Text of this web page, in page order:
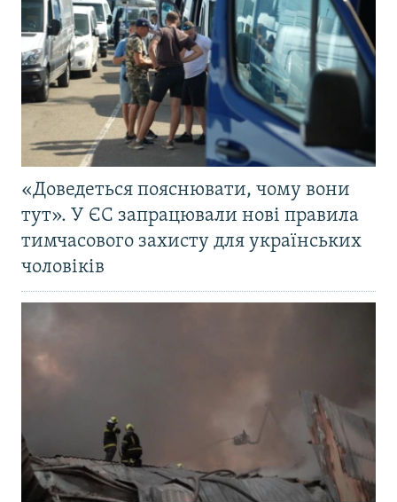
«Доведеться пояснювати, чому вони
тут». У ЄС запрацювали нові правила
тимчасового захисту для українських
чоловіків